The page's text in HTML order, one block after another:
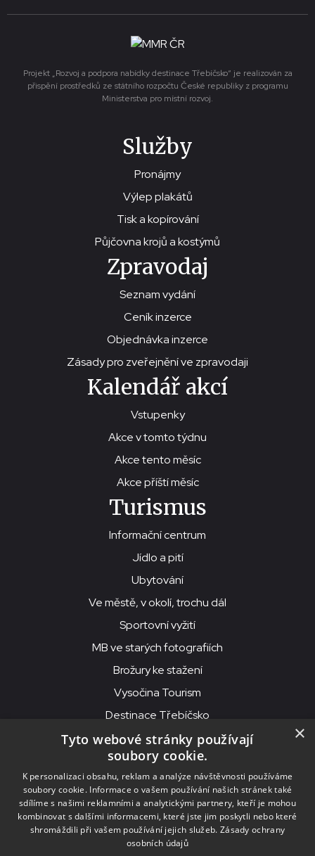
Projekt „Rozvoj a podpora nabídky destinace Třebíčsko“ je realizován za
přispění prostředků ze státního rozpočtu České republiky z programu
Ministerstva pro místní rozvoj.
Služby
Pronájmy
Výlep plakátů
Tisk a kopírování
Půjčovna krojů a kostýmů
Zpravodaj
Seznam vydání
Ceník inzerce
Objednávka inzerce
Zásady pro zveřejnění ve zpravodaji
Kalendář akcí
Vstupenky
Akce v tomto týdnu
Akce tento měsíc
Akce příští měsíc
Turismus
Informační centrum
Jídlo a pití
Ubytování
Ve městě, v okolí, trochu dál
Sportovní vyžití
MB ve starých fotografiích
Brožury ke stažení
Vysočina Tourism
Destinace Třebíčsko
© 2026MKS Beseda Mor. Budějovice
MKS Beseda, příspěvková organizace, Purcnerova 62, 676 02
Moravské Budějovice
IČO: 00091758, DIČ: CZ00091758, ID datové schránky: chjn2kd
×
Tyto webové stránky používají
soubory cookie.
K personalizaci obsahu, reklam a analýze návštěvnosti používáme
soubory cookie. Informace o vašem používání našich stránek také
sdílíme s našimi reklamními a analytickými partnery, kteří je mohou
kombinovat s dalšími informacemi, které jste jim poskytli nebo které
shromáždili při vašem používání jejich služeb. Zásady ochrany
osobních údajů